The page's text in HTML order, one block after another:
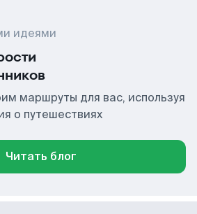
идеями
маршруты для вас, используя
о путешествиях
Читать блог